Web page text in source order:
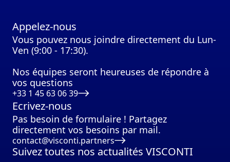
Appelez-nous
Vous pouvez nous joindre directement du Lun-
Ven (9:00 - 17:30).
Nos équipes seront heureuses de répondre à
vos questions
+33 1 45 63 06 39
Ecrivez-nous
Pas besoin de formulaire ! Partagez
directement vos besoins par mail.
contact@visconti.partners
Suivez toutes nos actualités VISCONTI